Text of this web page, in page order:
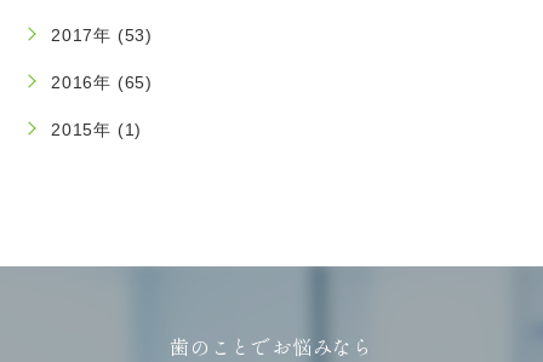
2017年 (53)
2016年 (65)
2015年 (1)
歯のことでお悩みなら